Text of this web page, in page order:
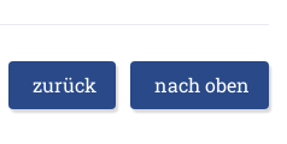
zurück nach oben